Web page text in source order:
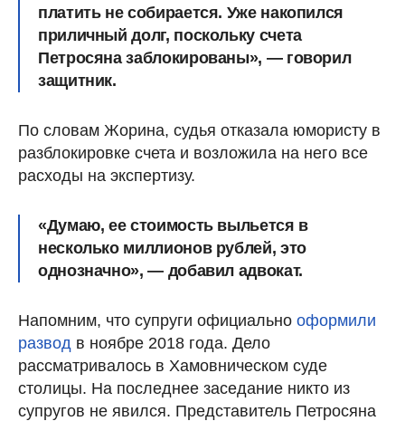
платить не собирается. Уже накопился
приличный долг, поскольку счета
Петросяна заблокированы», — говорил
защитник.
По словам Жорина, судья отказала юмористу в
разблокировке счета и возложила на него все
расходы на экспертизу.
«Думаю, ее стоимость выльется в
несколько миллионов рублей, это
однозначно», — добавил адвокат.
Напомним, что супруги официально оформили
развод в ноябре 2018 года. Дело
рассматривалось в Хамовническом суде
столицы. На последнее заседание никто из
супругов не явился. Представитель Петросяна